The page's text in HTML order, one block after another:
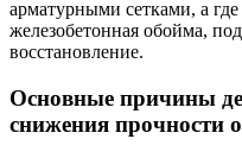
арматурными сетками, а
железобетонная обойма,
восстановление.
Основные причины
снижения прочности